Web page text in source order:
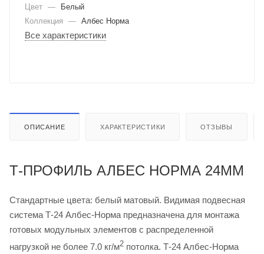
Цвет —
Белый
Коллекция
— Албес Норма
Все характеристики
ОПИСАНИЕ ХАРАКТЕРИСТИКИ ОТЗЫВЫ
Т-ПРОФИЛЬ АЛБЕС НОРМА 24ММ
Стандартные цвета: белый матовый. Видимая подвесная
система Т-24 Албес-Норма предназначена для монтажа
готовых модульных элементов с распределенной
нагрузкой не более 7.0 кг/м2 потолка. Т-24 Албес-Норма